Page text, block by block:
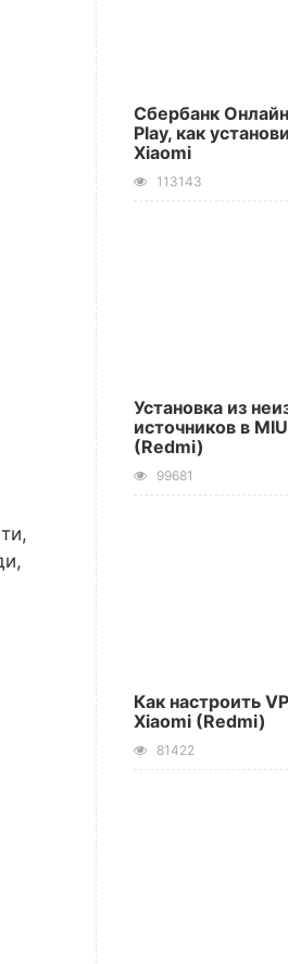
Сбербанк
Play, как
Xiaomi
113143
Установка из
источников в
(Redmi)
99681
Как настроить
Xiaomi (Redmi)
81422